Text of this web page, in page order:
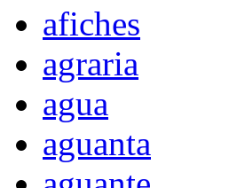
afiches
agraria
agua
aguanta